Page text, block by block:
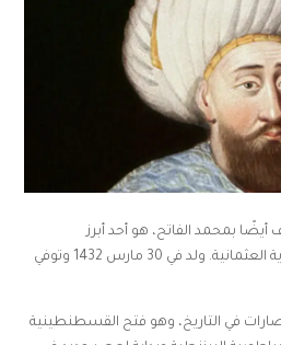
بمحمد الفاتح، هو أحد أبرز
السلاطين في تاريخ الإمبراطورية العثمانية. ولد في 30 مارس 1432 وتوفي
في التاريخ، وهو فتح القسطنطينية